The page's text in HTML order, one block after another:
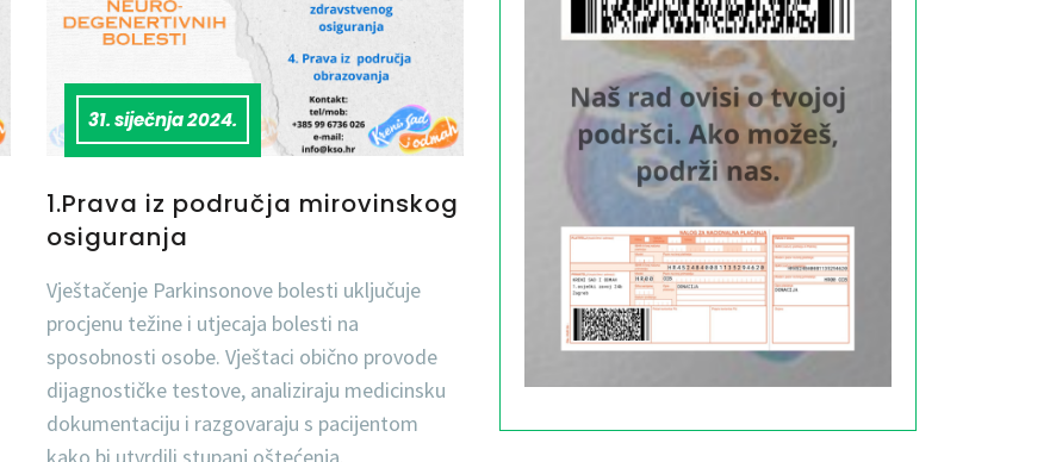
31. siječnja 2024.
1.Prava iz područja mirovinskog
osiguranja
Vještačenje Parkinsonove bolesti uključuje
procjenu težine i utjecaja bolesti na
sposobnosti osobe. Vještaci obično provode
dijagnostičke testove, analiziraju medicinsku
dokumentaciju i razgovaraju s pacijentom